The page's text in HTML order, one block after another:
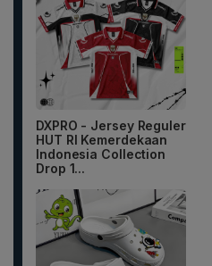
DXPRO - Jersey Reguler
HUT RI Kemerdekaan
Indonesia Collection
Drop 1...